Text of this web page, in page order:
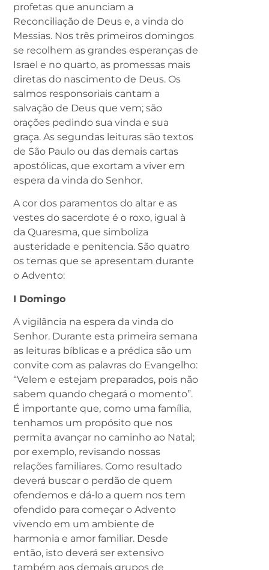
profetas que anunciam a
Reconciliação de Deus e, a vinda do
Messias. Nos três primeiros domingos
se recolhem as grandes esperanças de
Israel e no quarto, as promessas mais
diretas do nascimento de Deus. Os
salmos responsoriais cantam a
salvação de Deus que vem; são
orações pedindo sua vinda e sua
graça. As segundas leituras são textos
de São Paulo ou das demais cartas
apostólicas, que exortam a viver em
espera da vinda do Senhor.
A cor dos paramentos do altar e as
vestes do sacerdote é o roxo, igual à
da Quaresma, que simboliza
austeridade e penitencia. São quatro
os temas que se apresentam durante
o Advento:
I Domingo
A vigilância na espera da vinda do
Senhor. Durante esta primeira semana
as leituras bíblicas e a prédica são um
convite com as palavras do Evangelho:
“Velem e estejam preparados, pois não
sabem quando chegará o momento”.
É importante que, como uma família,
tenhamos um propósito que nos
permita avançar no caminho ao Natal;
por exemplo, revisando nossas
relações familiares. Como resultado
deverá buscar o perdão de quem
ofendemos e dá-lo a quem nos tem
ofendido para começar o Advento
vivendo em um ambiente de
harmonia e amor familiar. Desde
então, isto deverá ser extensivo
também aos demais grupos de